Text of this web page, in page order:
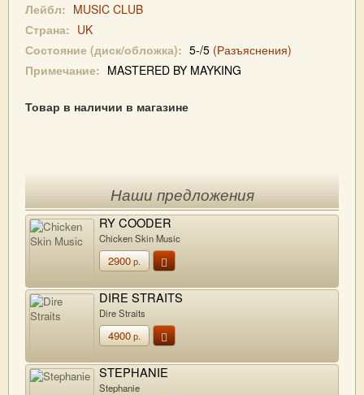
Лейбл: MUSIC CLUB
Страна: UK
Состояние (диск/обложка): 5-/5 (Разъяснения)
Примечание: MASTERED BY MAYKING
Товар в наличии в магазине
Наши предложения
RY COODER
Chicken Skin Music
2900р.
DIRE STRAITS
Dire Straits
4900р.
STEPHANIE
Stephanie